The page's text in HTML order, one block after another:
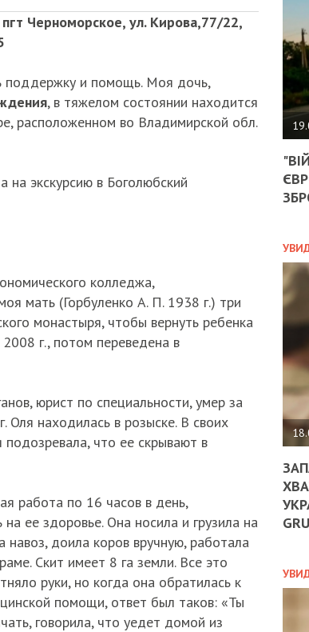
Черноморское, ул. Кирова,77/22,
поддержку и помощь. Моя дочь,
, в тяжелом состоянии находится
расположенном во Владимирской обл.
на экскурсию в Боголюбский
колледжа,
мать (Горбуленко А. П. 1938 г.) три
монастыря, чтобы вернуть ребенка
г., потом переведена в
юрист по специальности, умер за
Оля находилась в розыске. В своих
что ее скрывают в
работа по 16 часов в день,
ее здоровье. Она носила и грузила на
доила коров вручную, работала
Скит имеет 8 га земли. Все это
руки, но когда она обратилась к
помощи, ответ был таков: «Ты
говорила, что уедет домой из
НА
ДО
ЄС
-